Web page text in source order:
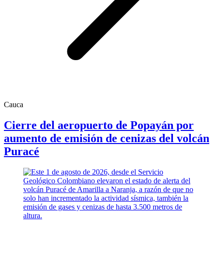
Cauca
Cierre del aeropuerto de Popayán por
aumento de emisión de cenizas del volcán
Puracé